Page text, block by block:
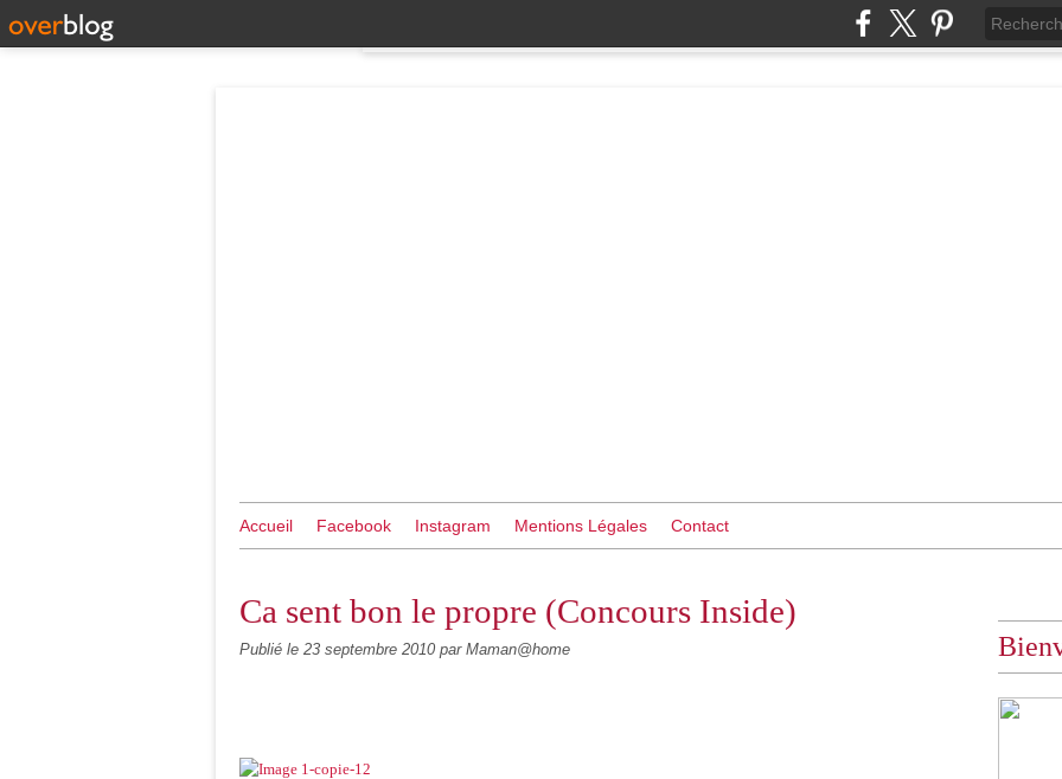
Accueil Facebook Instagram Mentions Légales Contact
Ca sent bon le propre (Concours Inside)
Publié le 23 septembre 2010 par Maman@home